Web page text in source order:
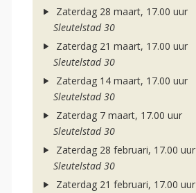
Zaterdag 28 maart, 17.00 uur
Sleutelstad 30
Zaterdag 21 maart, 17.00 uur
Sleutelstad 30
Zaterdag 14 maart, 17.00 uur
Sleutelstad 30
Zaterdag 7 maart, 17.00 uur
Sleutelstad 30
Zaterdag 28 februari, 17.00 uur
Sleutelstad 30
Zaterdag 21 februari, 17.00 uur